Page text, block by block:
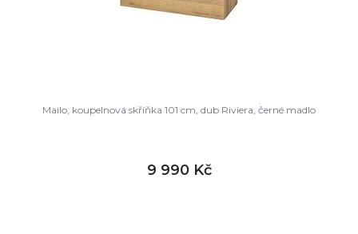
Mailo, koupelnová skříňka 101 cm, dub Riviera, černé madlo
9 990 Kč